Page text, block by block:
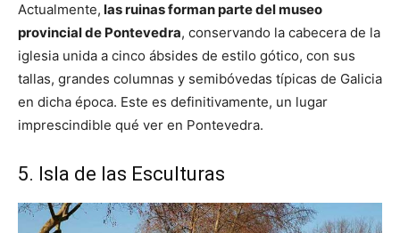
Actualmente, las ruinas forman parte del museo
provincial de Pontevedra, conservando la cabecera de la
iglesia unida a cinco ábsides de estilo gótico, con sus
tallas, grandes columnas y semibóvedas típicas de Galicia
en dicha época. Este es definitivamente, un lugar
imprescindible qué ver en Pontevedra.
5. Isla de las Esculturas